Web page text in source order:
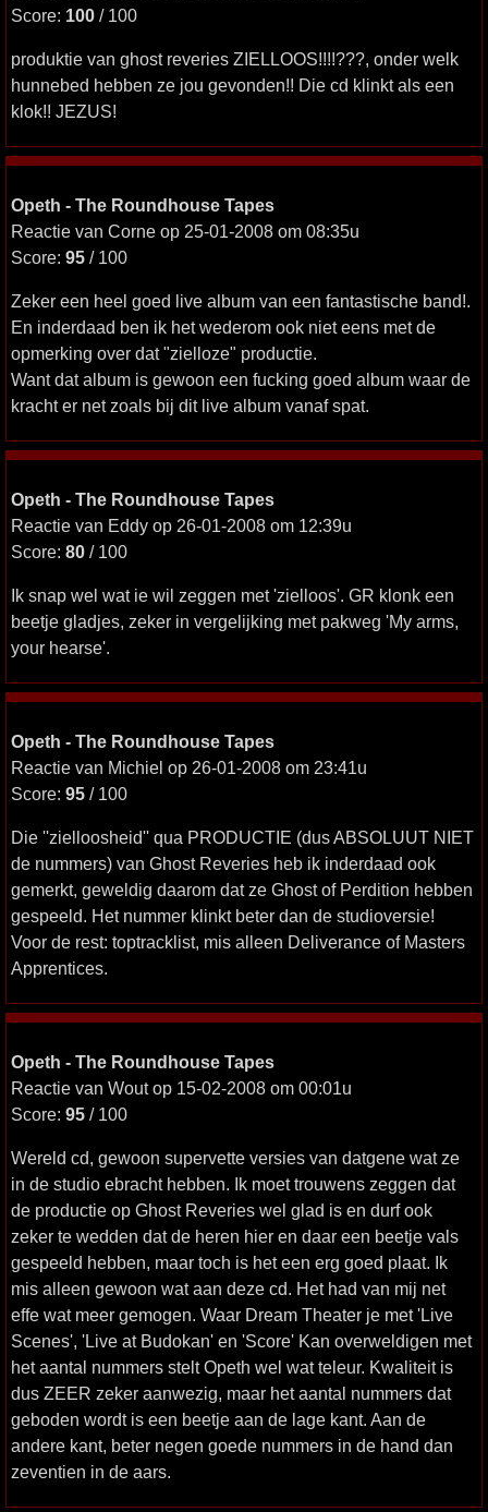
Score: 100 / 100
produktie van ghost reveries ZIELLOOS!!!!???, onder welk
hunnebed hebben ze jou gevonden!! Die cd klinkt als een
klok!! JEZUS!
Opeth - The Roundhouse Tapes
Reactie van Corne op 25-01-2008 om 08:35u
Score: 95 / 100
Zeker een heel goed live album van een fantastische band!.
En inderdaad ben ik het wederom ook niet eens met de
opmerking over dat "zielloze" productie.
Want dat album is gewoon een fucking goed album waar de
kracht er net zoals bij dit live album vanaf spat.
Opeth - The Roundhouse Tapes
Reactie van Eddy op 26-01-2008 om 12:39u
Score: 80 / 100
Ik snap wel wat ie wil zeggen met 'zielloos'. GR klonk een
beetje gladjes, zeker in vergelijking met pakweg 'My arms,
your hearse'.
Opeth - The Roundhouse Tapes
Reactie van Michiel op 26-01-2008 om 23:41u
Score: 95 / 100
Die ''zielloosheid'' qua PRODUCTIE (dus ABSOLUUT NIET
de nummers) van Ghost Reveries heb ik inderdaad ook
gemerkt, geweldig daarom dat ze Ghost of Perdition hebben
gespeeld. Het nummer klinkt beter dan de studioversie!
Voor de rest: toptracklist, mis alleen Deliverance of Masters
Apprentices.
Opeth - The Roundhouse Tapes
Reactie van Wout op 15-02-2008 om 00:01u
Score: 95 / 100
Wereld cd, gewoon supervette versies van datgene wat ze
in de studio ebracht hebben. Ik moet trouwens zeggen dat
de productie op Ghost Reveries wel glad is en durf ook
zeker te wedden dat de heren hier en daar een beetje vals
gespeeld hebben, maar toch is het een erg goed plaat. Ik
mis alleen gewoon wat aan deze cd. Het had van mij net
effe wat meer gemogen. Waar Dream Theater je met 'Live
Scenes', 'Live at Budokan' en 'Score' Kan overweldigen met
het aantal nummers stelt Opeth wel wat teleur. Kwaliteit is
dus ZEER zeker aanwezig, maar het aantal nummers dat
geboden wordt is een beetje aan de lage kant. Aan de
andere kant, beter negen goede nummers in de hand dan
zeventien in de aars.